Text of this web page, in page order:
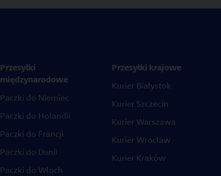
Przesyłki
międzynarodowe
Paczki do Niemiec
Paczki do Holandii
Paczki do Francji
Paczki do Danii
Paczki do Włoch
Przesyłki krajowe
Kurier Białystok
Kurier Szczecin
Kurier Warszawa
Kurier Wrocław
Kurier Kraków